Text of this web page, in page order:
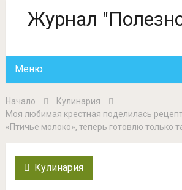
Журнал
Меню
Начало
Кулинария
Моя любимая крестная поделилась
«Птичье молоко», теперь готовлю только
Кулинария